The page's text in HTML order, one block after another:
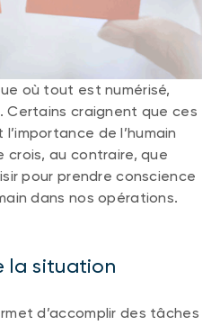
BNI (NTHM)
portefeuille BNI
sur les conflits
où tout est numérisé,
craignent que ces
de l’humain
crois, au contraire, que
pour prendre conscience
dans nos opérations.
la situation
d’accomplir des tâches